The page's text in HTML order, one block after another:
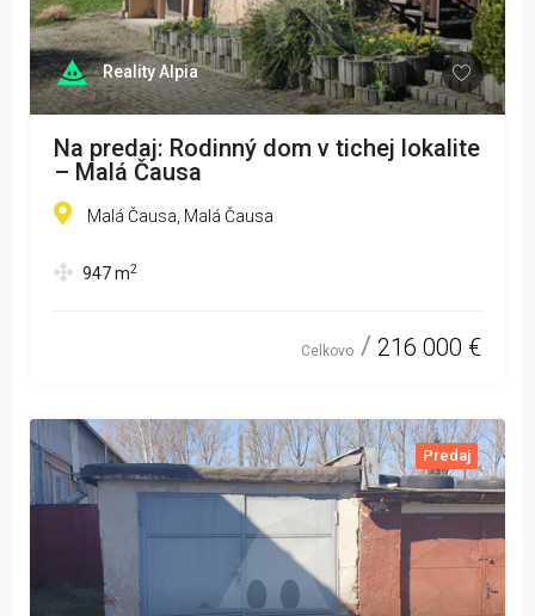
Reality Alpia
Na predaj: Rodinný dom v tichej lokalite
– Malá Čausa
Malá Čausa, Malá Čausa
947m2
Celkovo 216 000 €
Predaj